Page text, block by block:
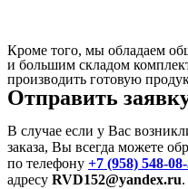
Кроме того, мы обладаем
и большим складом
производить готовую
Отправить
В случае если у Вас
заказа, Вы всегда можете
по телефону +7 (958) 548-
адресу RVD152@yandex.ru.